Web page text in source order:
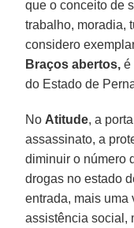
que o conceito de
trabalho, moradia,
considero
Braços abertos, é
do Estado de
No Atitude, a
assassinato, a
diminuir o número
drogas no estado
entrada, mais uma
assistência social,